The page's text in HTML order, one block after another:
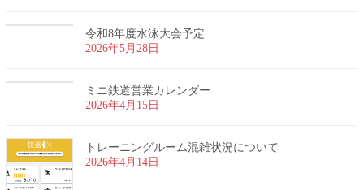
令和8年度水泳大会予定
2026年5月28日
ミニ鉄道営業カレンダー
2026年4月15日
トレーニングルーム混雑状況について
2026年4月14日